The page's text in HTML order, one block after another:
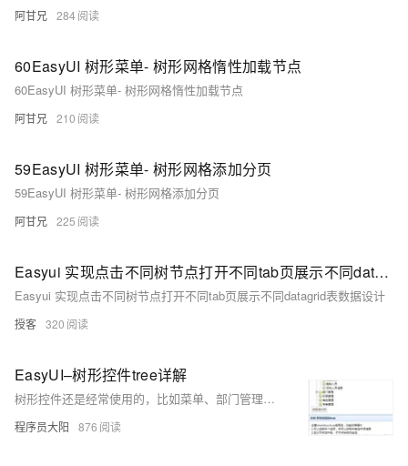
阿甘兄 284
60EasyUI 树形菜单- 树形网格惰性加载节点
60EasyUI 树形菜单- 树形网格惰性加载节点
阿甘兄 210
59EasyUI 树形菜单- 树形网格添加分页
59EasyUI 树形菜单- 树形网格添加分页
阿甘兄 225
Easyui 实现点击不同树节点打开不同tab页展示不同datagrid表数据设计
Easyui 实现点击不同树节点打开不同tab页展示不同datagrid表数据设计
授客 320
EasyUI–树形控件tree详解
树形控件还是经常使用的，比如菜单、部门管理等涉及到有归属关系的功能经常在前端页面采用树形结构表示。 EasyUI对树形控件的封装非常的Nice，尤其是对复选框的支持简直是漂亮异常。本篇就最常用的菜单数为例演示EasyUI中tree的使用。 先看示意图：
程序员大阳 876